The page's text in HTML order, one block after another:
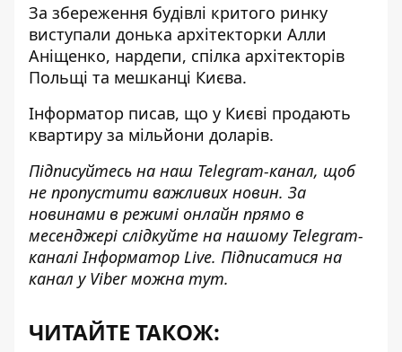
За збереження будівлі критого ринку
виступали донька архітекторки Алли
Аніщенко, нардепи, спілка архітекторів
Польщі та мешканці Києва.
Інформатор писав, що у Києві продають
квартиру за мільйони доларів.
Підписуйтесь на наш Telegram-канал, щоб
не пропустити важливих новин. За
новинами в режимі онлайн прямо в
месенджері слідкуйте на нашому Telegram-
каналіІнформатор Live. Підписатися на
канал у Viber можна тут.
ЧИТАЙТЕ ТАКОЖ: